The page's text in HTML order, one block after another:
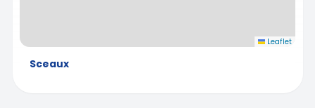
Leaflet
Sceaux